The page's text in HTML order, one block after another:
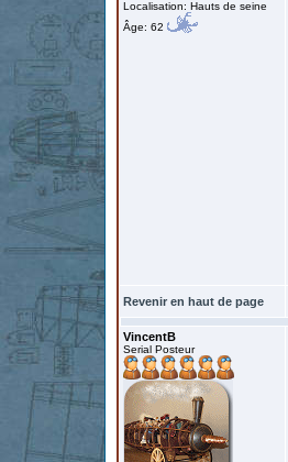
Localisation: Hauts de seine
Âge: 62
Revenir en haut de page
VincentB
Serial Posteur